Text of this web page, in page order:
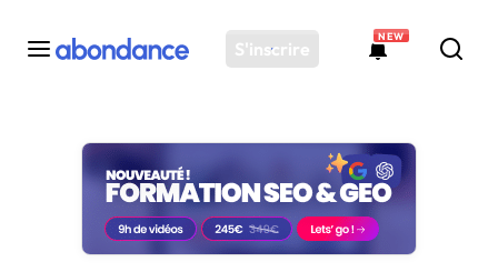
S'inscrire
NEW
Toutes les actus
Actus SEO
Plateforme